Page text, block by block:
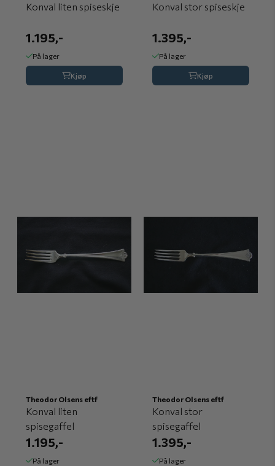
Konval liten spiseskje
1.195,-
På lager
Kjøp
Konval stor spiseskje
1.395,-
På lager
Kjøp
Theodor Olsens eftf
Konval liten
spisegaffel
1.195,-
På lager
Theodor Olsens eftf
Konval stor
spisegaffel
1.395,-
På lager